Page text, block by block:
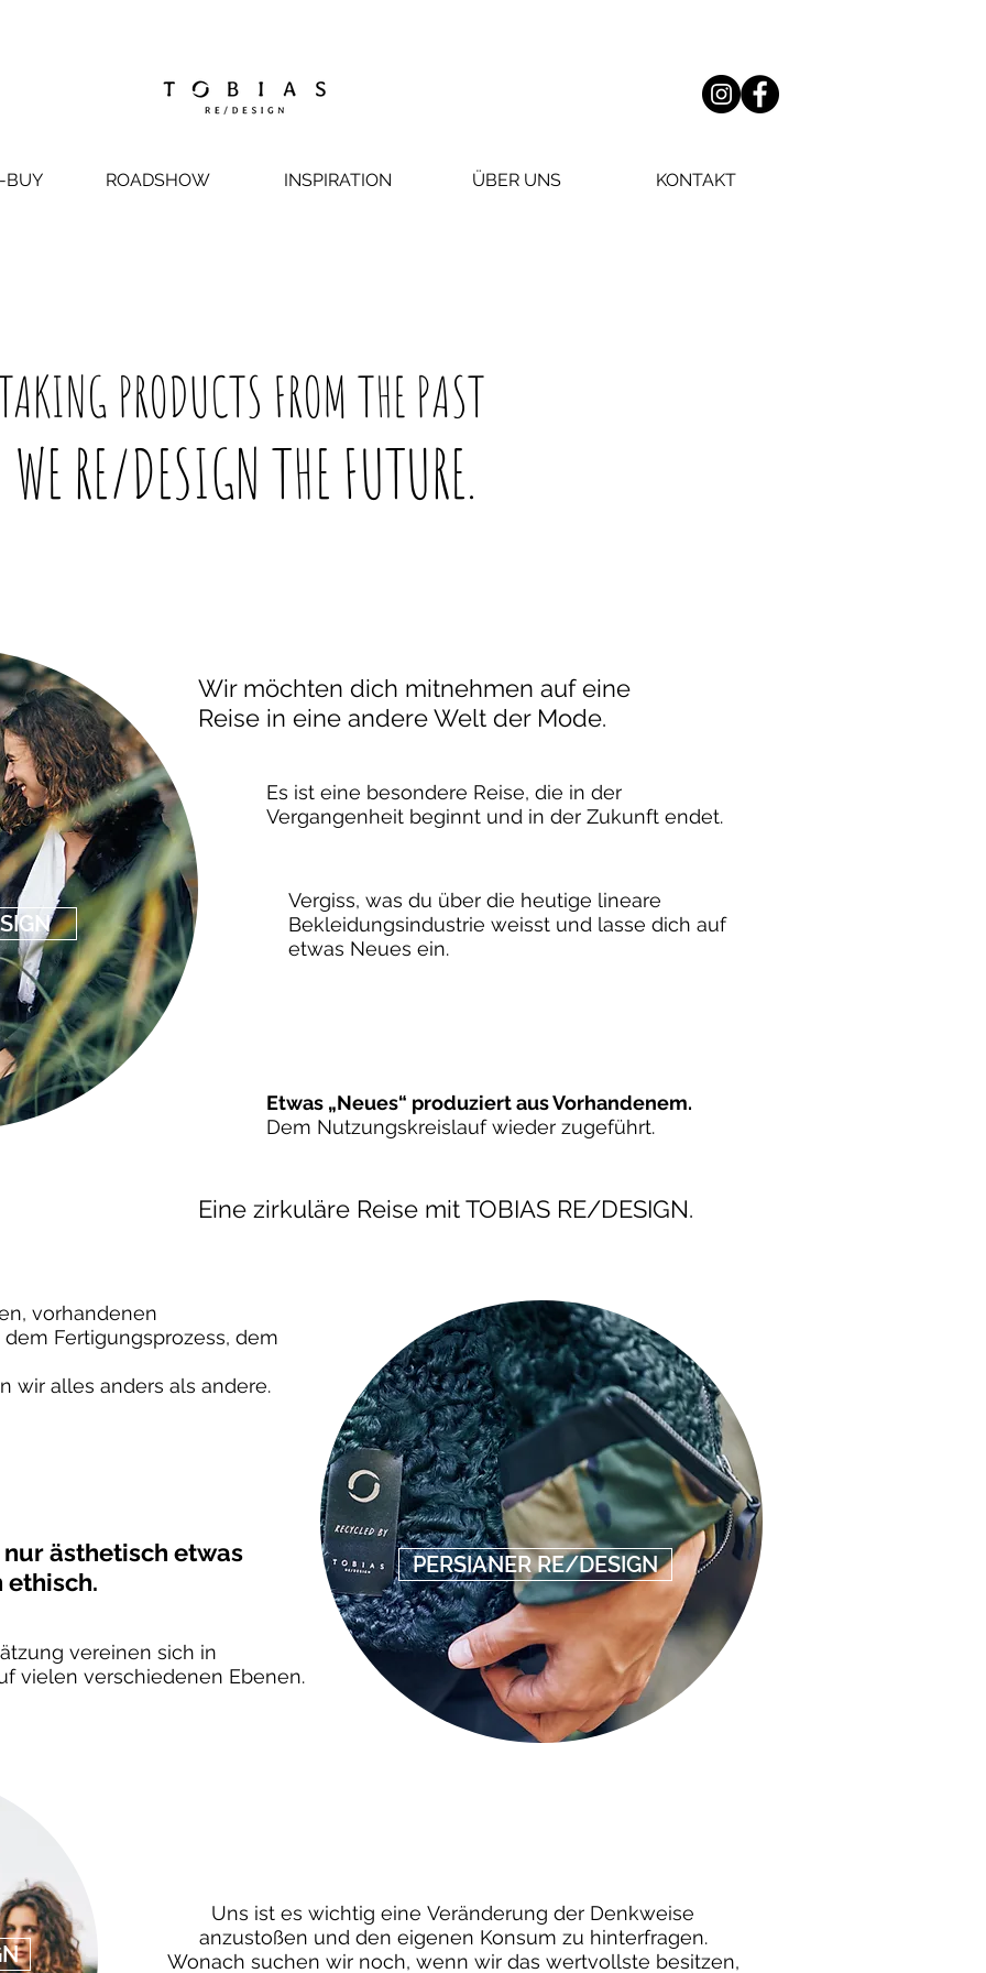
BUY ROADSHOW INSPIRATION ÜBER UNS KONTAKT
PRODUCTS FROM THE PAST
WE RE/DESIGN THE FUTURE.
Wir möchten dich mitnehmen auf eine
Reise in eine andere Welt der Mode.
Es ist eine besondere Reise, die in der
Vergangenheit beginnt und in der Zukunft endet.
Vergiss, was du über die heutige lineare
Bekleidungsindustrie weisst und lasse dich auf
etwas Neues ein.
Etwas „Neues“ produziert aus Vorhandenem.
Dem Nutzungskreislauf wieder zugeführt.
Eine zirkuläre Reise mit TOBIAS RE/DESIGN.
vorhandenen
Fertigungsprozess, dem
wir alles anders als andere.
ästhetisch etwas
ethisch.
vereinen sich in
vielen verschiedenen Ebenen.
PERSIANER RE/DESIGN
Uns ist es wichtig eine Veränderung der Denkweise
anzustoßen und den eigenen Konsum zu hinterfragen.
Wonach suchen wir noch, wenn wir das wertvollste besitzen,